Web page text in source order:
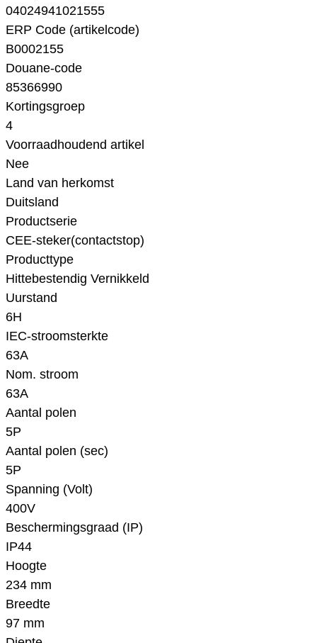
04024941021555
ERP Code (artikelcode)
B0002155
Douane-code
85366990
Kortingsgroep
4
Voorraadhoudend artikel
Nee
Land van herkomst
Duitsland
Productserie
CEE-steker(contactstop)
Producttype
Hittebestendig Vernikkeld
Uurstand
6H
IEC-stroomsterkte
63A
Nom. stroom
63A
Aantal polen
5P
Aantal polen (sec)
5P
Spanning (Volt)
400V
Beschermingsgraad (IP)
IP44
Hoogte
234 mm
Breedte
97 mm